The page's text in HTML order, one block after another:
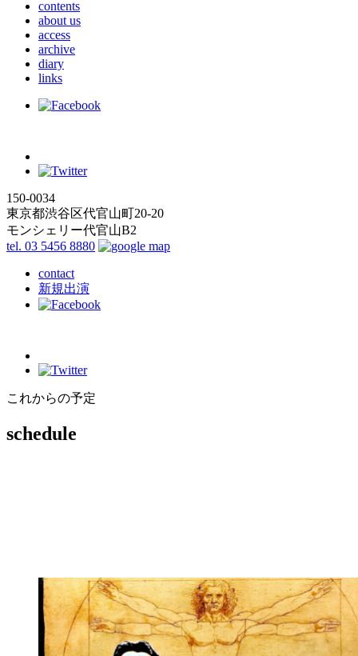
contents
about us
access
archive
diary
links
150-0034
東京都渋谷区代官山町20-20
モンシェリー代官山B2
tel. 03 5456 8880
contact
新規出演
これからの予定
schedule